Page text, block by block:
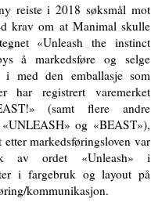
reiste i 2018 søksmål mot
krav om at Manimal skulle
«Unleash the instinct
å markedsføre og selge
i med den emballasje som
har registrert varemerket
(samt flere andre
og «BEAST»),
markedsføringsloven var
av ordet «Unleash» i
i fargebruk og layout på
kommunikasjon.